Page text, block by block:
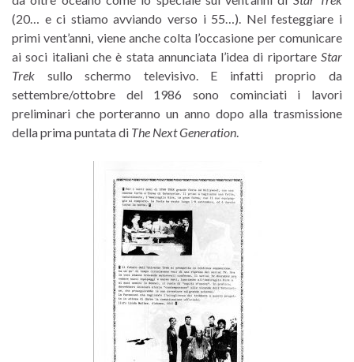
(20… e ci stiamo avviando verso i 55…). Nel festeggiare i
primi vent’anni, viene anche colta l’occasione per comunicare
ai soci italiani che è stata annunciata l’idea di riportare Star
Trek sullo schermo televisivo. E infatti proprio da
settembre/ottobre del 1986 sono cominciati i lavori
preliminari che porteranno un anno dopo alla trasmissione
della prima puntata di The Next Generation